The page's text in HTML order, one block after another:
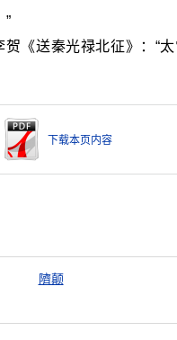
”
贺《送秦光禄北征》：“
下载本页内容
隮颠